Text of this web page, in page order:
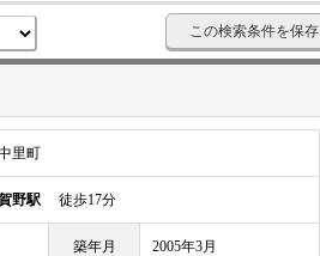
この検索条件を保存
里町
野駅 徒歩17分
築年月 2005年3月